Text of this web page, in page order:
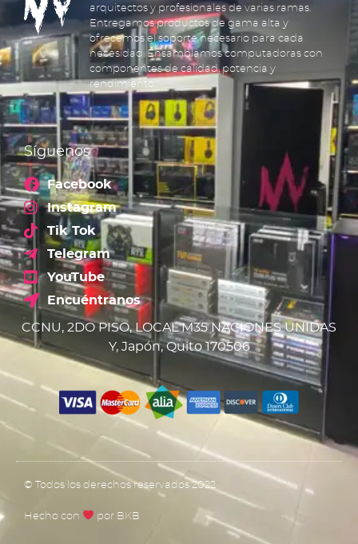
arquitectos y profesionales de varias ramas.
Entregamos productos de gama alta y
ofrecemos el soporte necesario para cada
necesidad. Ensamblamos computadoras con
componentes de calidad, potencia y
rendimiento.
Síguenos
Facebook
Instagram
Tik Tok
Telegram
YouTube
Encuéntranos
CCNU, 2DO PISO, LOCAL M35 NACIONES UNIDAS
Y, Japón, Quito 170506
© Todos los derechos reservados 2022
Hecho con por BKB​​